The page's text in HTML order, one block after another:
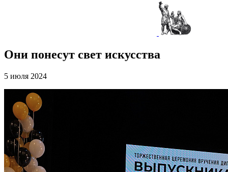
Они понесут свет искусства
5 июля 2024